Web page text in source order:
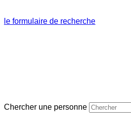
le formulaire de recherche
Chercher une personne